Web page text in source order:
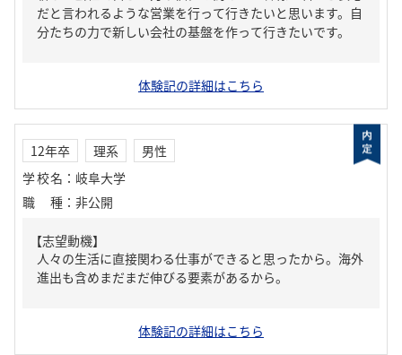
だと言われるような営業を行って行きたいと思います。自
分たちの力で新しい会社の基盤を作って行きたいです。
体験記の詳細はこちら
12年卒 理系
男性
学校名 ： 岐阜大学
職種 ： 非公開
【志望動機】
人々の生活に直接関わる仕事ができると思ったから。海外
進出も含めまだまだ伸びる要素があるから。
体験記の詳細はこちら